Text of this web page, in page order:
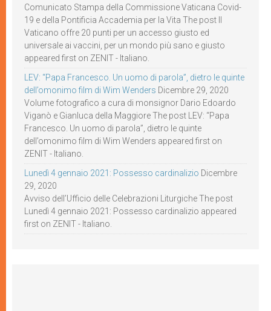
Comunicato Stampa della Commissione Vaticana Covid-
19 e della Pontificia Accademia per la Vita The post Il
Vaticano offre 20 punti per un accesso giusto ed
universale ai vaccini, per un mondo più sano e giusto
appeared first on ZENIT - Italiano.
LEV: “Papa Francesco. Un uomo di parola”, dietro le quinte
dell’omonimo film di Wim Wenders Dicembre 29, 2020
Volume fotografico a cura di monsignor Dario Edoardo
Viganò e Gianluca della Maggiore The post LEV: “Papa
Francesco. Un uomo di parola”, dietro le quinte
dell’omonimo film di Wim Wenders appeared first on
ZENIT - Italiano.
Lunedì 4 gennaio 2021: Possesso cardinalizio Dicembre
29, 2020
Avviso dell’Ufficio delle Celebrazioni Liturgiche The post
Lunedì 4 gennaio 2021: Possesso cardinalizio appeared
first on ZENIT - Italiano.